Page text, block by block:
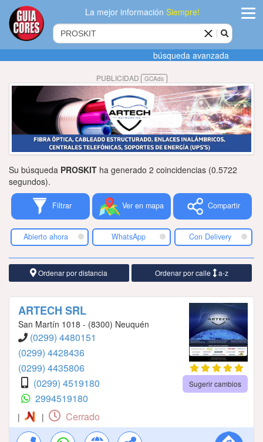
La mejor informaciónSiempre!
Agregar
empresa
Actualizar
datos
Publicidad
Tiendacores
Contactenos
búsqueda avanzada
PUBLICIDAD GCAds
Su búsqueda PROSKIT ha generado 2 coincidencias (0.5722
segundos).
Filtrar Ver en mapa Compartir
Abierto ahora WhatsApp Con Delivery
Ordenar por distancia Ordenar por calle a-z
ARTECH SRL
San Martín 1018 - (8300) Neuquén
(0299) 4480151
(0299) 4428436
(0299) 4435806
(0299) 4519180
2994519180
Sugerir cambios
| | Cerrado